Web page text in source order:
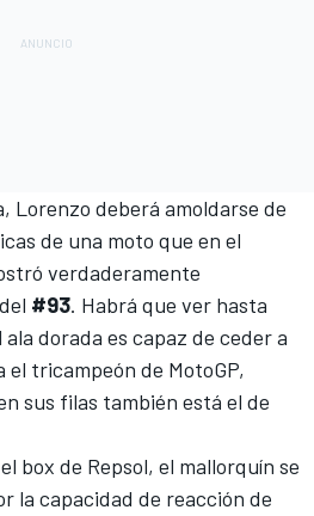
Lorenzo deberá amoldarse de
de una moto que en el
verdaderamente
#93. Habrá que ver hasta
dorada es capaz de ceder a
el tricampeón de MotoGP,
sus filas también está el de
box de Repsol, el mallorquín se
la capacidad de reacción de